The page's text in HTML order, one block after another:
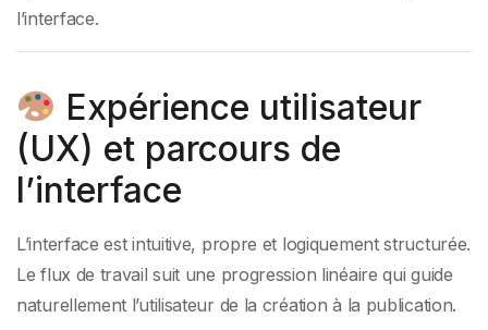
l’interface.
Expérience utilisateur
(UX) et parcours de
l’interface
L’interface est intuitive, propre et logiquement structurée.
Le flux de travail suit une progression linéaire qui guide
naturellement l’utilisateur de la création à la publication.